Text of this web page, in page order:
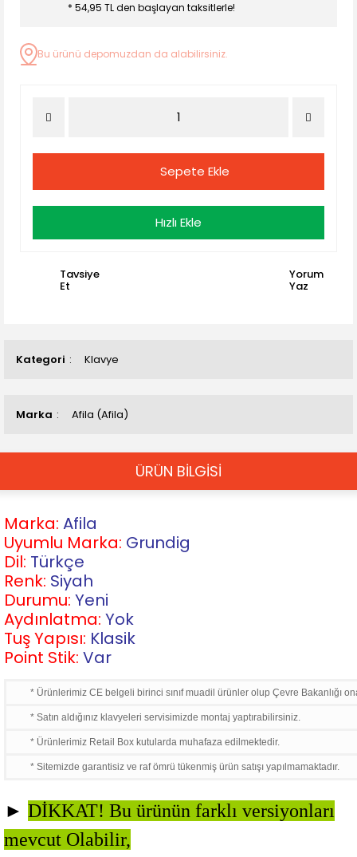
Kategori Klavye
Marka Afila (Afila)
* 54,95 TL den başlayan taksitlerle!
Bu ürünü depomuzdan da alabilirsiniz.
Sepete Ekle
Hızlı Ekle
Tavsiye
Et
Yorum
Yaz
ÜRÜN BİLGİSİ
Marka: Afila
Uyumlu Marka: Grundig
Dil: Türkçe
Renk: Siyah
Durumu: Yeni
Aydınlatma: Yok
Tuş Yapısı: Klasik
Point Stik: Var
* Ürünlerimiz CE belgeli birinci sınıf muadil ürünler olup Çevre Bakanlığı
* Satın aldığınız klavyeleri servisimizde montaj yaptırabilirsiniz.
* Ürünlerimiz Retail Box kutularda muhafaza edilmektedir.
* Sitemizde garantisiz ve raf ömrü tükenmiş ürün satışı yapılmamaktadır.
► DİKKAT! Bu ürünün farklı versiyonları
mevcut Olabilir,